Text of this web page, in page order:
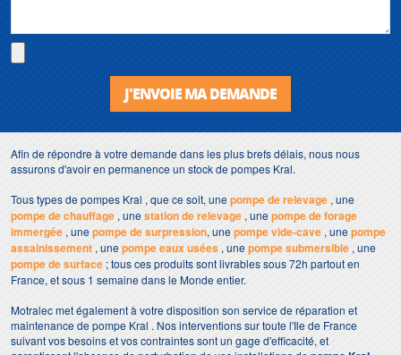
J'ENVOIE MA DEMANDE
Afin de répondre à votre demande dans les plus brefs délais, nous nous
assurons d'avoir en permanence un stock de pompes Kral.
Tous types de pompes Kral , que ce soit, unepompe de relevage , une
pompe de chauffage , unestation de relevage , unepompe de forage
immergée , unepompe de surpression, unepompe vide-cave , unepompe
assainissement , unepompe eaux usées , unepompe submersible , une
pompe de surface ; tous ces produits sont livrables sous 72h partout en
France, et sous 1 semaine dans le Monde entier.
Motralec met également à votre disposition son service de réparation et
maintenance de pompe Kral . Nos interventions sur toute l'Ile de France
suivant vos besoins et vos contraintes sont un gage d'efficacité, et